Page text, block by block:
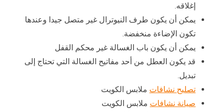
إغلاقه.
يمكن أن يكون طرف النيوترال غير متصل جيدا وعندها
تكون الإضاءة منخفضة.
يمكن أن يكون باب الغسالة غير محكم القفل
قد يكون العطل من أحد مفاتيح الغسالة التي تحتاج إلى
تبديل.
تصليح نشافات ملابس الكويت
صيانة نشافات ملابس الكويت